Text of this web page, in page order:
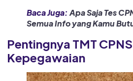
Baca Juga: Apa Saja Tes
Semua Info yang Kamu
Pentingnya TMT
Kepegawaian